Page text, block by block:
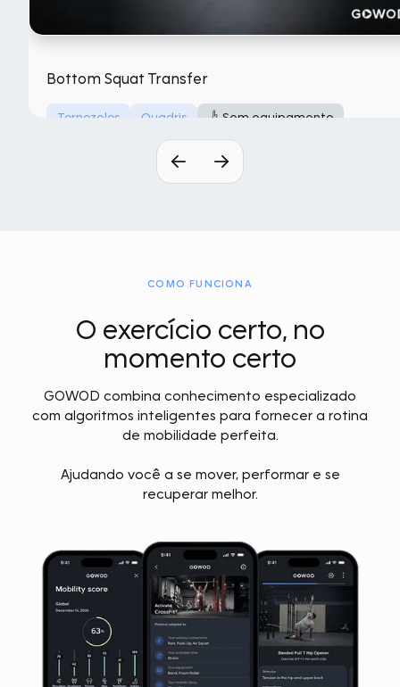
Bottom Squat Transfer
Tornozelos Quadris Sem equipamento
COMO FUNCIONA
O exercício certo, no
momento certo
GOWOD combina conhecimento especializado
com algoritmos inteligentes para fornecer a rotina
de mobilidade perfeita.
Ajudando você a se mover, performar e se
recuperar melhor.